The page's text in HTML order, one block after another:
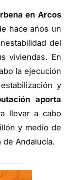
en Arcos
hace años un
del
viviendas. En
la ejecución
y
aporta
llevar a cabo
y medio de
Andalucía.